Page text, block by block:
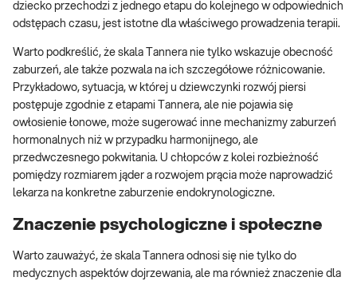
dziecko przechodzi z jednego etapu do kolejnego w odpowiednich
odstępach czasu, jest istotne dla właściwego prowadzenia terapii.
Warto podkreślić, że skala Tannera nie tylko wskazuje obecność
zaburzeń, ale także pozwala na ich szczegółowe różnicowanie.
Przykładowo, sytuacja, w której u dziewczynki rozwój piersi
postępuje zgodnie z etapami Tannera, ale nie pojawia się
owłosienie łonowe, może sugerować inne mechanizmy zaburzeń
hormonalnych niż w przypadku harmonijnego, ale
przedwczesnego pokwitania. U chłopców z kolei rozbieżność
pomiędzy rozmiarem jąder a rozwojem prącia może naprowadzić
lekarza na konkretne zaburzenie endokrynologiczne.
Znaczenie psychologiczne i społeczne
Warto zauważyć, że skala Tannera odnosi się nie tylko do
medycznych aspektów dojrzewania, ale ma również znaczenie dla